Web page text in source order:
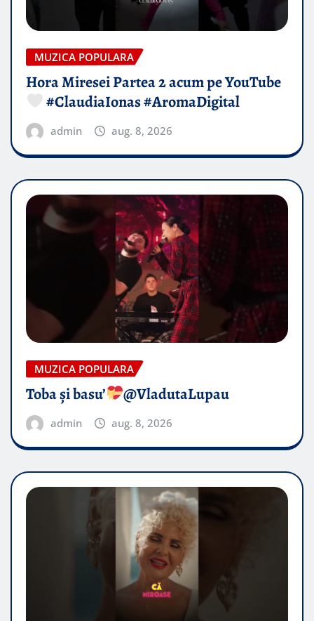
MUZICA POPULARA
Hora Miresei Partea 2 acum pe YouTube
#ClaudiaIonas #AromaDigital
admin aug. 8, 2026
MUZICA POPULARA
Toba și basu’ @VladutaLupau
admin aug. 8, 2026